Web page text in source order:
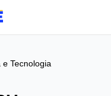
Tecnologia